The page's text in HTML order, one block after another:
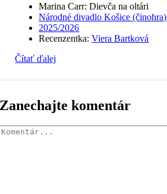
Marina Carr: Dievča na oltári
Národné divadlo Košice (činohra)
2025/2026
Recenzentka:Viera Bartková
Čítať ďalej
Zanechajte komentár